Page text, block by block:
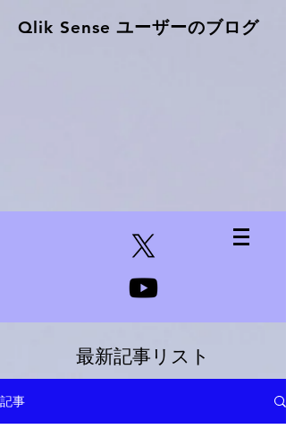
Qlik Sense ​ユーザーのブログ
最新記事リスト
記事